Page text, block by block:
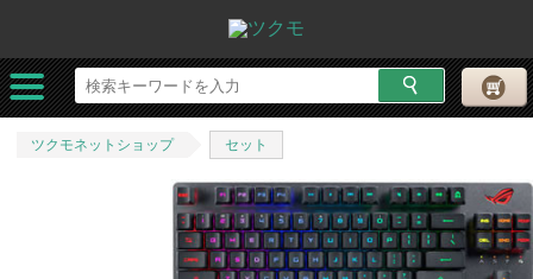
ツクモネットショップ セット